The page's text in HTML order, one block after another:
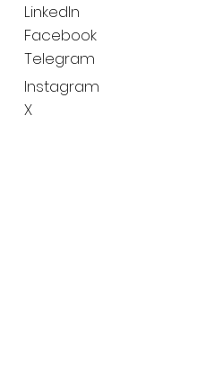
LinkedIn
Facebook
Instagram
X
Telegram